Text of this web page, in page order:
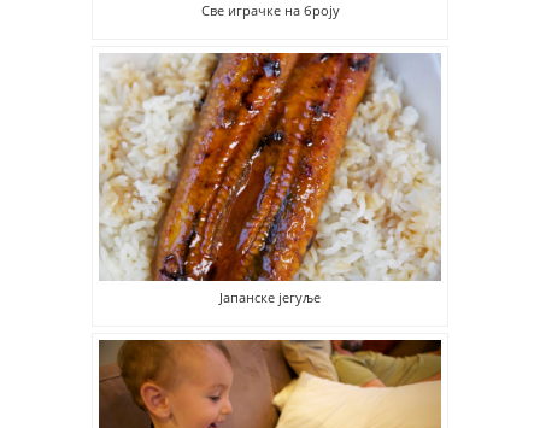
Све играчке на броју
Јапанске јегуље